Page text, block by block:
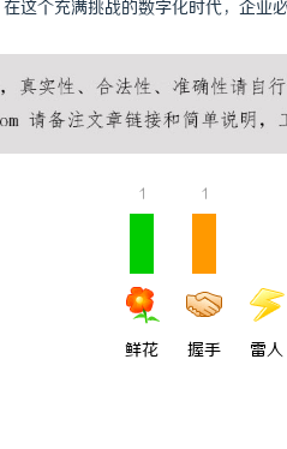
这个充满挑战的数字化时代，企
1
鲜花
1
握手 雷人